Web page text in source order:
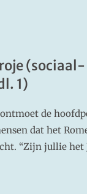
(sociaal-
1)
de
dat het
“Zijn jullie het